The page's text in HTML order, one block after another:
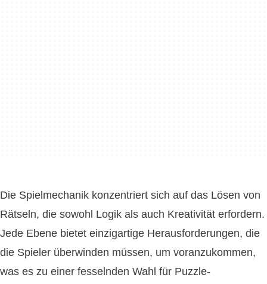
Die Spielmechanik konzentriert sich auf das Lösen von
Rätseln, die sowohl Logik als auch Kreativität erfordern.
Jede Ebene bietet einzigartige Herausforderungen, die
die Spieler überwinden müssen, um voranzukommen,
was es zu einer fesselnden Wahl für Puzzle-